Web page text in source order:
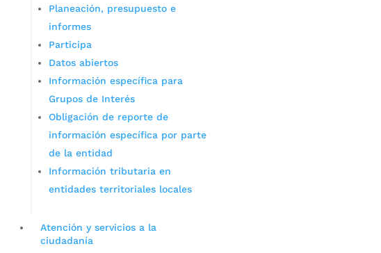
Planeación, presupuesto e
informes
Participa
Datos abiertos
Información específica para
Grupos de Interés
Obligación de reporte de
información específica por parte
de la entidad
Información tributaria en
entidades territoriales locales
Atención y servicios a la
ciudadanía